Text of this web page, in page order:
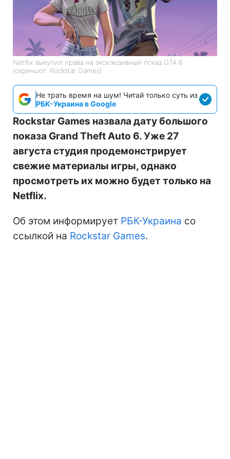
Netflix выкупил права на эксклюзивный показ GTA 6
(скриншот: Rockstar Games)
Не трать время на шум! Читай только суть из
РБК-Украина в Google
Rockstar Games назвала дату большого
показа Grand Theft Auto 6. Уже 27
августа студия продемонстрирует
свежие материалы игры, однако
просмотреть их можно будет только на
Netflix.
Об этом информирует РБК-Украина со
ссылкой на Rockstar Games.